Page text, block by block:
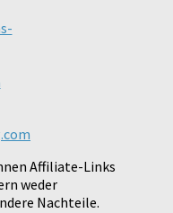
Affiliate-Links
weder
Nachteile.